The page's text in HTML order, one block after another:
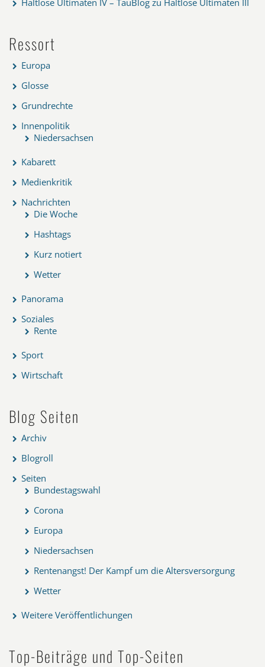
Ressort
Europa
Glosse
Grundrechte
Innenpolitik
Niedersachsen
Kabarett
Medienkritik
Nachrichten
Die Woche
Hashtags
Kurz notiert
Wetter
Panorama
Soziales
Rente
Sport
Wirtschaft
Blog Seiten
Archiv
Blogroll
Seiten
Bundestagswahl
Corona
Europa
Niedersachsen
Rentenangst! Der Kampf um die Altersversorgung
Wetter
Weitere Veröffentlichungen
Top-Beiträge und Top-Seiten